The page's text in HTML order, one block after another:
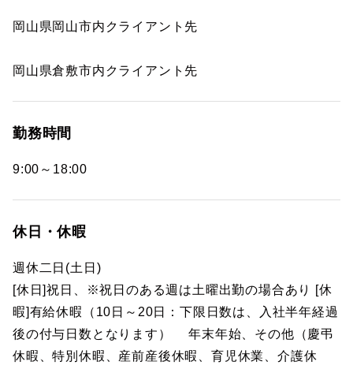
岡山県岡山市内クライアント先
岡山県倉敷市内クライアント先
勤務時間
9:00～18:00
休日・休暇
週休二日(土日)
[休日]祝日、※祝日のある週は土曜出勤の場合あり [休
暇]有給休暇（10日～20日：下限日数は、入社半年経過
後の付与日数となります） 年末年始、その他（慶弔
休暇、特別休暇、産前産後休暇、育児休業、介護休